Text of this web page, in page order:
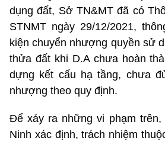
dụng đất, Sở TN&MT đã có
STNMT ngày 29/12/2021,
kiện chuyển nhượng quyền sử
thửa đất khi D.A chưa hoàn
dựng kết cấu hạ tầng, chưa
nhượng theo quy định.
Để xảy ra những vi phạm trên,
Ninh xác định, trách nhiệm